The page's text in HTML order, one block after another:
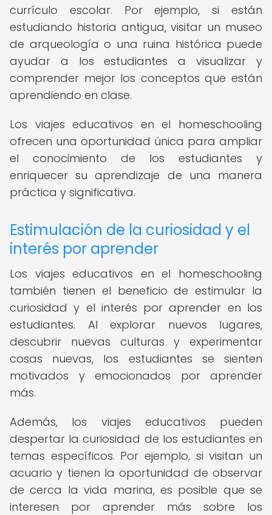
currículo escolar. Por ejemplo, si están
estudiando historia antigua, visitar un museo
de arqueología o una ruina histórica puede
ayudar a los estudiantes a visualizar y
comprender mejor los conceptos que están
aprendiendo en clase.
Los viajes educativos en el homeschooling
ofrecen una oportunidad única para ampliar
el conocimiento de los estudiantes y
enriquecer su aprendizaje de una manera
práctica y significativa.
Estimulación de la curiosidad y el
interés por aprender
Los viajes educativos en el homeschooling
también tienen el beneficio de estimular la
curiosidad y el interés por aprender en los
estudiantes. Al explorar nuevos lugares,
descubrir nuevas culturas y experimentar
cosas nuevas, los estudiantes se sienten
motivados y emocionados por aprender
más.
Además, los viajes educativos pueden
despertar la curiosidad de los estudiantes en
temas específicos. Por ejemplo, si visitan un
acuario y tienen la oportunidad de observar
de cerca la vida marina, es posible que se
interesen por aprender más sobre los